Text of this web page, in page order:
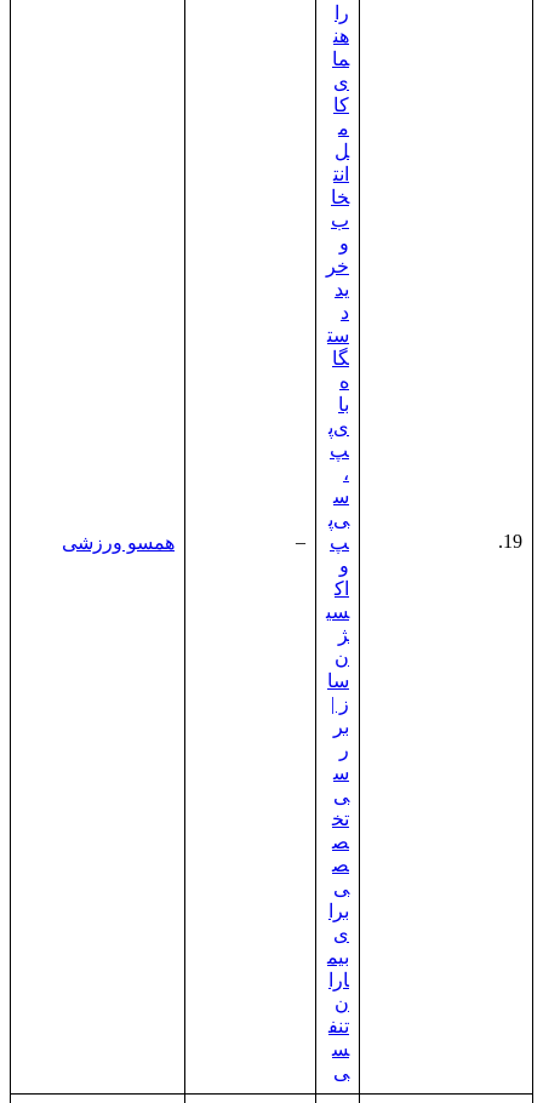
19.
را
هن
ما
ی
کا
م
ل
انت
خا
ب
و
خر
ید
د
ست
گا
ه
با
ی‌پ
پ
،
س
ی‌پ
پ
و
اک
سی
ژ
ن‌
سا
ز |
بر
ر
س
ی
تخ
ص
ص
ی
برا
ی
بیم
ارا
ن
تنف
س
ی
– همسو ورزشی